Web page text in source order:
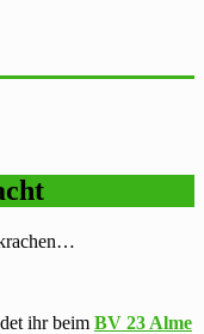
ihr beim BV 23 Alme